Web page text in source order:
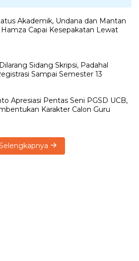
Akademik, Undana dan Mantan
Hamza Capai Kesepakatan Lewat
Sidang Skripsi, Padahal
Sampai Semester 13
Apresiasi Pentas Seni PGSD UCB,
Karakter Calon Guru